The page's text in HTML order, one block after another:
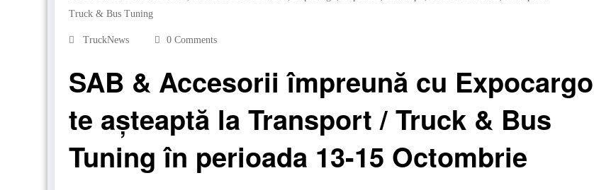
Truck & Bus Tuning
TruckNews 0 Comments
SAB & Accesorii împreună cu Expocargo
te așteaptă la Transport / Truck & Bus
Tuning în perioada 13-15 Octombrie